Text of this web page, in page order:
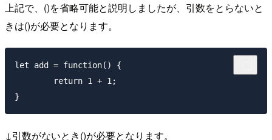
上記で、()を省略可能と説明しましたが、引数をとらないと
きは()が必要となります。
let add = function() {
↓引数がないとき()が必要となります。